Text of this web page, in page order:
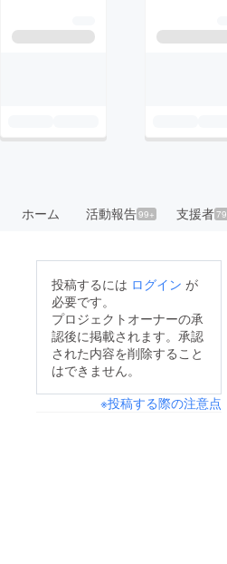
ホーム 活動報告99+ 支援者79
投稿するには ログイン が
必要です。
プロジェクトオーナーの承
認後に掲載されます。承認
された内容を削除すること
はできません。
※投稿する際の注意点